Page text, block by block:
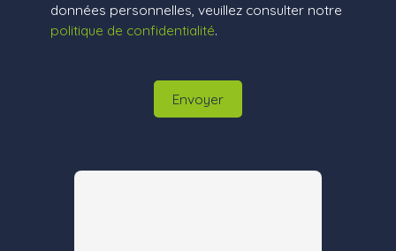
données personnelles, veuillez consulter notre
politique de confidentialité.
Envoyer